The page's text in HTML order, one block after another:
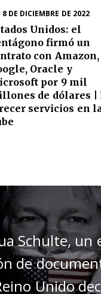
8 DE DICIEMBRE DE 2022
Unidos: el
firmó un
con Amazon,
Oracle y
por 9 mil
de dólares |
servicios en
Schulte,
de
Unido